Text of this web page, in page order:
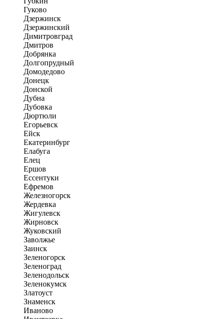
Гуково
Дзержинск
Дзержинский
Димитровград
Дмитров
Добрянка
Долгопрудный
Домодедово
Донецк
Донской
Дубна
Дубовка
Дюртюли
Егорьевск
Ейск
Екатеринбург
Елабуга
Елец
Ершов
Ессентуки
Ефремов
Железногорск
Жердевка
Жигулевск
Жирновск
Жуковский
Заволжье
Заинск
Зеленогорск
Зеленоград
Зеленодольск
Зеленокумск
Златоуст
Знаменск
Иваново